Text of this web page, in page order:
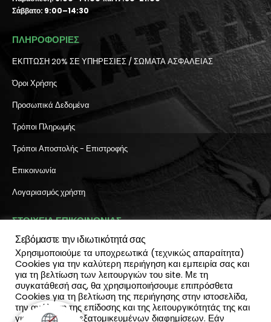
Σάββατο: 9:00–14:30
ΠΛΗΡΟΦΟΡΙΕΣ
ΕΚΠΤΩΣΗ 20% ΣΕ ΥΠΗΡΕΣΙΕΣ / ΣΩΜΑΤΑ ΑΣΦΑΛΕΙΑΣ
Όροι Χρήσης
Προσωπικά Δεδομένα
Τρόποι Πληρωμής
Τρόποι Αποστολής - Επιστροφής
Επικοινωνία
Λογαριασμός χρήστη
ΣΤΟΙΧΕΙΑ ΕΠΙΚΟΙΝΩΝΙΑΣ
Διεύθυνση:
Πύλη Ιησού 6, Ηράκλειο Κρήτης
ΤΗΛΕΦΩΝΟ:
2810 300 657, 2810 390 668
(Viber & Watsapp): 6940812064
EMAIL:
info@katadromeasclub.gr
Σεβόμαστε την ιδιωτικότητά σας
Χρησιμοποιούμε τα υποχρεωτικά (τεχνικώς απαραίτητα)
Cookies για την καλύτερη περιήγηση και εμπειρία σας και
για τη βελτίωση των λειτουργιών του site. Με τη
συγκατάθεσή σας, θα χρησιμοποιήσουμε επιπρόσθετα
Cookies για τη βελτίωση της περιήγησης στην ιστοσελίδα,
την ανάλυση της επίδοσης και της λειτουργικότητάς της και
για την παροχή εξατομικευμένων διαφημίσεων. Εάν